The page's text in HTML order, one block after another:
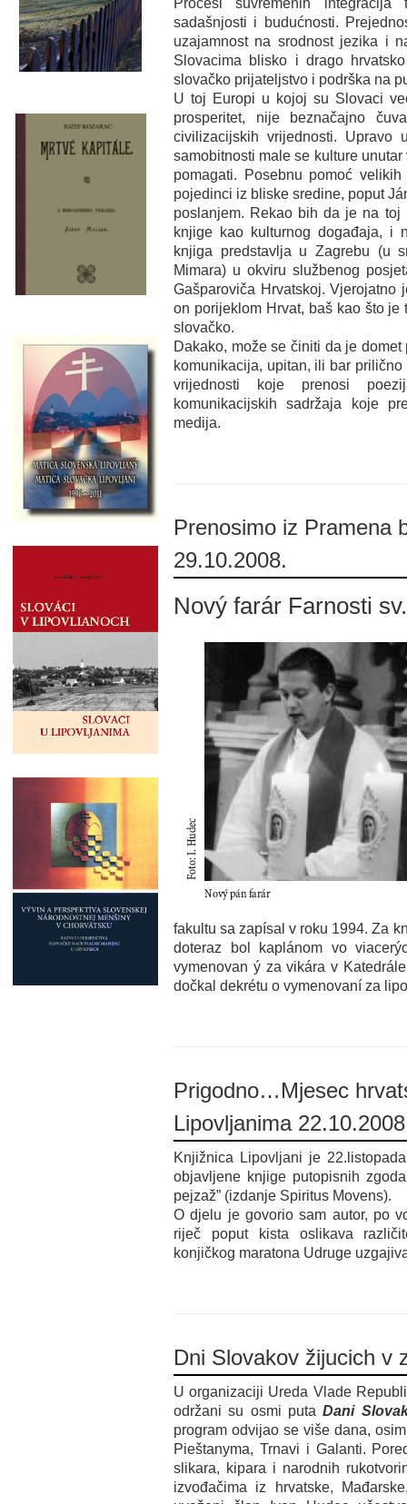
Procesi suvremenih
sadašnjosti i budućnosti.
uzajamnost na srodnost jezika i
Slovacima blisko i drago
slovačko prijateljstvo i podrška na
U toj Europi u kojoj su Slovaci
prosperitet, nije beznačajno
civilizacijskih vrijednosti. Upravo
samobitnosti male se kulture
pomagati. Posebnu pomoć
pojedinci iz bliske sredine, poput
poslanjem. Rekao bih da je na
knjige kao kulturnog događaja,
knjiga predstavlja u Zagrebu (u
Mimara) u okviru službenog
Gašparoviča Hrvatskoj.
on porijeklom Hrvat, baš kao što
slovačko.
Dakako, može se činiti da je
komunikacija, upitan, ili bar
vrijednosti koje prenosi
komunikacijskih sadržaja koje
medija.
Prenosimo iz Pramena
29.10.2008.
Nový farár Farnosti
fakultu sa zapísal v roku 1994. Za
doteraz bol kaplánom vo
vymenovan ý za vikára v
dočkal dekrétu o vymenovaní za
Prigodno…Mjesec
Lipovljanima
Knjižnica Lipovljani je
objavljene knjige putopisnih
pejzaž” (izdanje Spiritus Movens).
O djelu je govorio sam autor, po
riječ poput kista oslikava
konjičkog maratona Udruge
Dni Slovakov žijucich v
U organizaciji Ureda Vlade
održani su osmi putaDani
program odvijao se više dana,
Pieštanyma, Trnavi i Galanti.
slikara, kipara i narodnih
izvođačima iz hrvatske,